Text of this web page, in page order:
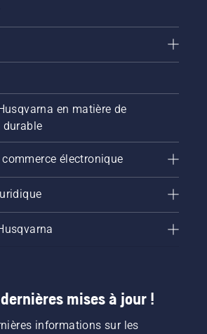
en matière de
durable
électronique
mises à jour !
informations sur les